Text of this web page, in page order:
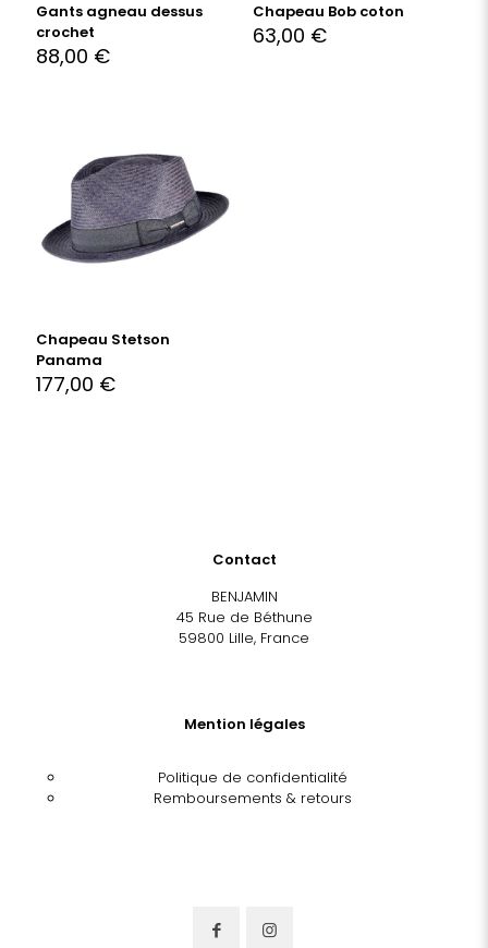
Gants agneau dessus
crochet
88,00 €
Chapeau Bob coton
63,00 €
Chapeau Stetson
Panama
177,00 €
Contact
BENJAMIN
45 Rue de Béthune
59800 Lille, France
Mention légales
Politique de confidentialité
Remboursements & retours